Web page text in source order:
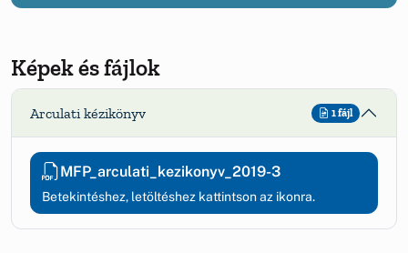
Képek és fájlok
Arculati kézikönyv 1 fájl
MFP_arculati_kezikonyv_2019-3
Betekintéshez, letöltéshez kattintson az ikonra.